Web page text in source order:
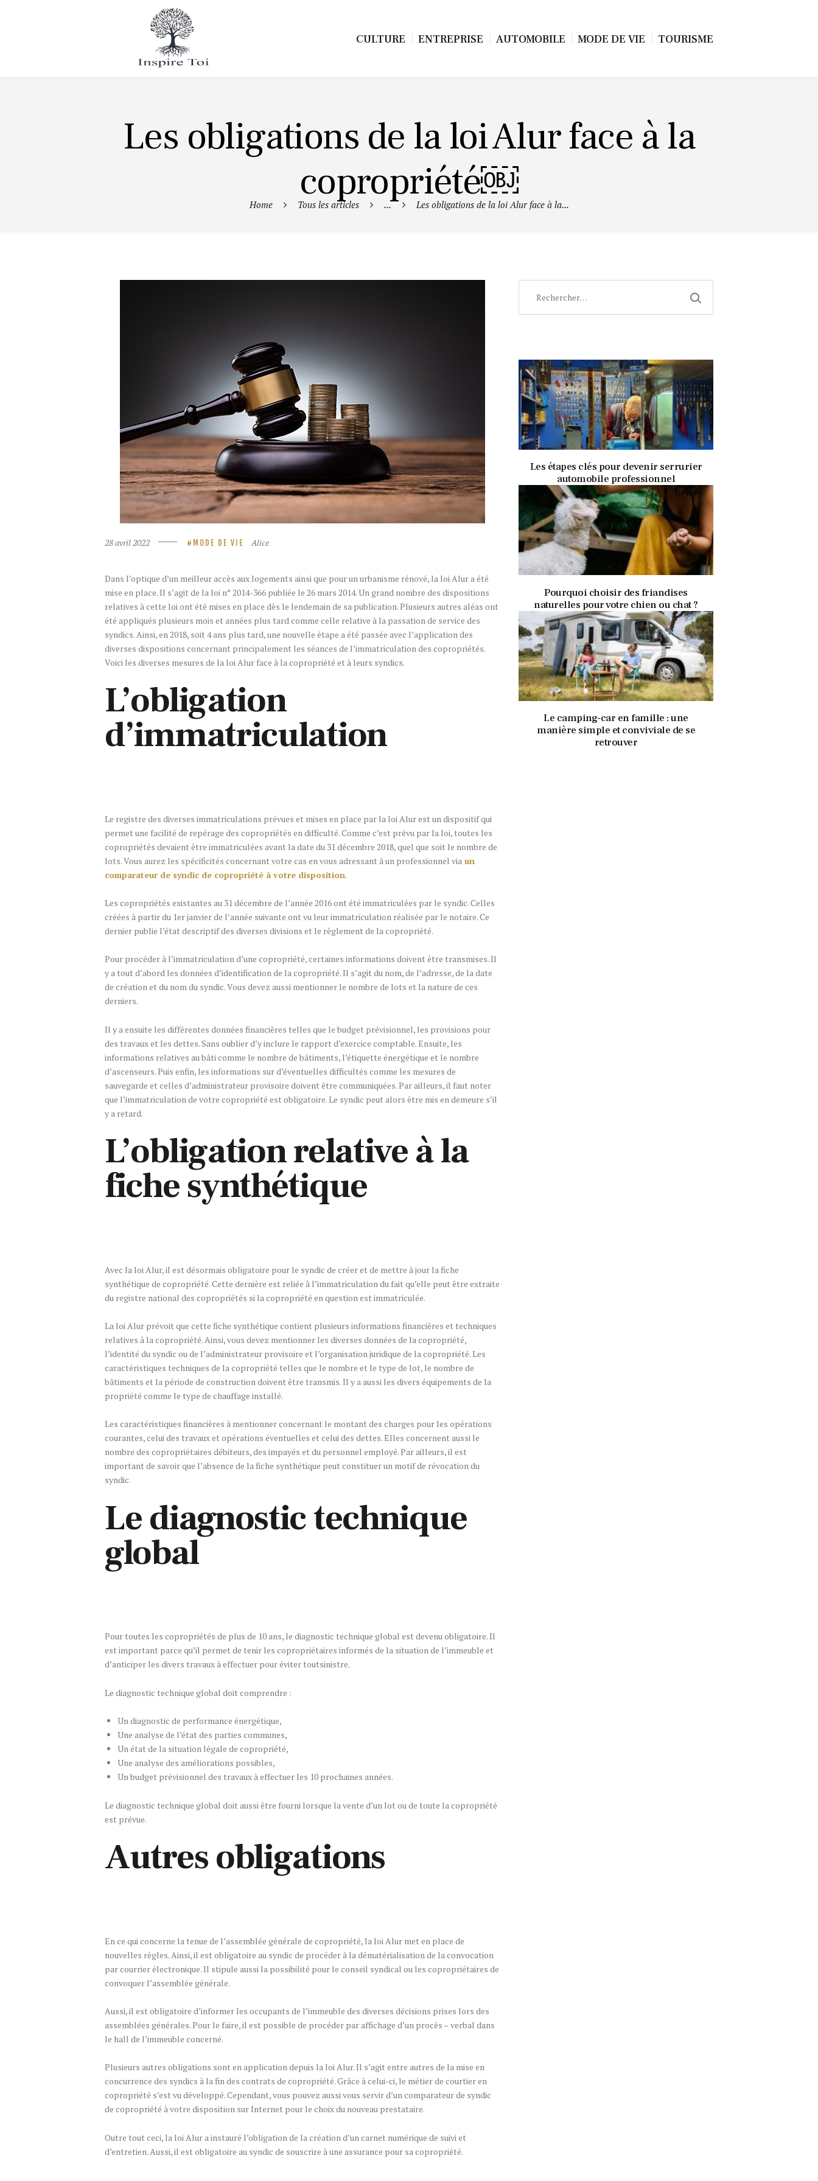
CULTURE ENTREPRISE AUTOMOBILE MODE DE VIE TOURISME
Les obligations de la loi Alur face à la
copropriété￼
Home Tous les articles ... Les obligations de la loi Alur face à la...
28 avril 2022 MODE DE VIE Alice
Dans l’optique d’un meilleur accès aux logements ainsi que pour un urbanisme rénové, la loi Alur a été
mise en place. Il s’agit de la loi n° 2014-366 publiée le 26 mars 2014. Un grand nombre des dispositions
relatives à cette loi ont été mises en place dès le lendemain de sa publication. Plusieurs autres aléas ont
été appliqués plusieurs mois et années plus tard comme celle relative à la passation de service des
syndics. Ainsi, en 2018, soit 4 ans plus tard, une nouvelle étape a été passée avec l’application des
diverses dispositions concernant principalement les séances de l’immatriculation des copropriétés.
Voici les diverses mesures de la loi Alur face à la copropriété et à leurs syndics.
L’obligation
d’immatriculation
Le registre des diverses immatriculations prévues et mises en place par la loi Alur est un dispositif qui
permet une facilité de repérage des copropriétés en difficulté. Comme c’est prévu par la loi, toutes les
copropriétés devaient être immatriculées avant la date du 31 décembre 2018, quel que soit le nombre de
lots. Vous aurez les spécificités concernant votre cas en vous adressant à un professionnel via un
comparateur de syndic de copropriété à votre disposition.
Les copropriétés existantes au 31 décembre de l’année 2016 ont été immatriculées par le syndic. Celles
créées à partir du 1er janvier de l’année suivante ont vu leur immatriculation réalisée par le notaire. Ce
dernier publie l’état descriptif des diverses divisions et le règlement de la copropriété.
Pour procéder à l’immatriculation d’une copropriété, certaines informations doivent être transmises. Il
y a tout d’abord les données d’identification de la copropriété. Il s’agit du nom, de l’adresse, de la date
de création et du nom du syndic. Vous devez aussi mentionner le nombre de lots et la nature de ces
derniers.
Il y a ensuite les différentes données financières telles que le budget prévisionnel, les provisions pour
des travaux et les dettes. Sans oublier d’y inclure le rapport d’exercice comptable. Ensuite, les
informations relatives au bâti comme le nombre de bâtiments, l’étiquette énergétique et le nombre
d’ascenseurs. Puis enfin, les informations sur d’éventuelles difficultés comme les mesures de
sauvegarde et celles d’administrateur provisoire doivent être communiquées. Par ailleurs, il faut noter
que l’immatriculation de votre copropriété est obligatoire. Le syndic peut alors être mis en demeure s’il
y a retard.
L’obligation relative à la
fiche synthétique
Avec la loi Alur, il est désormais obligatoire pour le syndic de créer et de mettre à jour la fiche
synthétique de copropriété. Cette dernière est reliée à l’immatriculation du fait qu’elle peut être extraite
du registre national des copropriétés si la copropriété en question est immatriculée.
La loi Alur prévoit que cette fiche synthétique contient plusieurs informations financières et techniques
relatives à la copropriété. Ainsi, vous devez mentionner les diverses données de la copropriété,
l’identité du syndic ou de l’administrateur provisoire et l’organisation juridique de la copropriété. Les
caractéristiques techniques de la copropriété telles que le nombre et le type de lot, le nombre de
bâtiments et la période de construction doivent être transmis. Il y a aussi les divers équipements de la
propriété comme le type de chauffage installé.
Les caractéristiques financières à mentionner concernant le montant des charges pour les opérations
courantes, celui des travaux et opérations éventuelles et celui des dettes. Elles concernent aussi le
nombre des copropriétaires débiteurs, des impayés et du personnel employé. Par ailleurs, il est
important de savoir que l’absence de la fiche synthétique peut constituer un motif de révocation du
syndic.
Le diagnostic technique
global
Pour toutes les copropriétés de plus de 10 ans, le diagnostic technique global est devenu obligatoire. Il
est important parce qu’il permet de tenir les copropriétaires informés de la situation de l’immeuble et
d’anticiper les divers travaux à effectuer pour éviter toutsinistre.
Le diagnostic technique global doit comprendre :
Un diagnostic de performance énergétique,
Une analyse de l’état des parties communes,
Un état de la situation légale de copropriété,
Une analyse des améliorations possibles,
Un budget prévisionnel des travaux à effectuer les 10 prochaines années.
Le diagnostic technique global doit aussi être fourni lorsque la vente d’un lot ou de toute la copropriété
est prévue.
Autres obligations
En ce qui concerne la tenue de l’assemblée générale de copropriété, la loi Alur met en place de
nouvelles règles. Ainsi, il est obligatoire au syndic de procéder à la dématérialisation de la convocation
par courrier électronique. Il stipule aussi la possibilité pour le conseil syndical ou les copropriétaires de
convoquer l’assemblée générale.
Aussi, il est obligatoire d’informer les occupants de l’immeuble des diverses décisions prises lors des
assemblées générales. Pour le faire, il est possible de procéder par affichage d’un procès – verbal dans
le hall de l’immeuble concerné.
Plusieurs autres obligations sont en application depuis la loi Alur. Il s’agit entre autres de la mise en
concurrence des syndics à la fin des contrats de copropriété. Grâce à celui-ci, le métier de courtier en
copropriété s’est vu développé. Cependant, vous pouvez aussi vous servir d’un comparateur de syndic
de copropriété à votre disposition sur Internet pour le choix du nouveau prestataire.
Outre tout ceci, la loi Alur a instauré l’obligation de la création d’un carnet numérique de suivi et
d’entretien. Aussi, il est obligatoire au syndic de souscrire à une assurance pour sa copropriété.
28 avril 2022 331Views
0Likes
Les étapes clés pour devenir serrurier
automobile professionnel
28 avril 2022 336
Views
0Likes
Pourquoi choisir des friandises
naturelles pour votre chien ou chat ?
28 avril 2022 333Views
0Likes
Le camping-car en famille : une
manière simple et conviviale de se
retrouver